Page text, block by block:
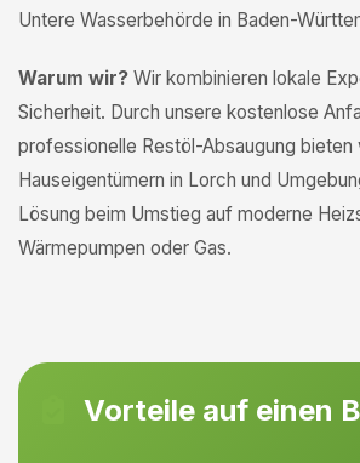
Untere Wasserbehörde in Baden-
Warum wir? Wir kombinieren lokale
Sicherheit. Durch unsere kostenlose
professionelle Restöl-Absaugung bieten
Hauseigentümern in Lorch und
Lösung beim Umstieg auf moderne
Wärmepumpen oder Gas.
Vorteile auf einen